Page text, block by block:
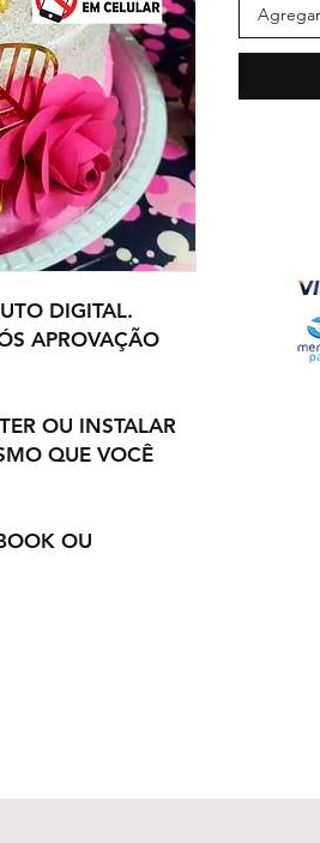
DIGITAL.
APROVAÇÃO
OU INSTALAR
QUE VOCÊ
OU